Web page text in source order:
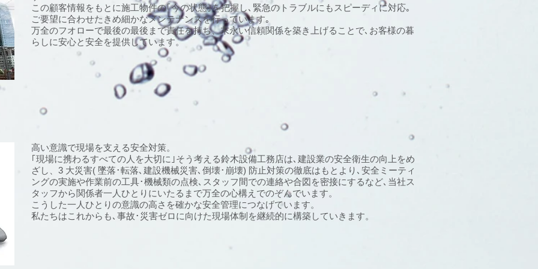
この顧客情報をもとに施工物件の｢今の状態｣を把握し､緊急のトラブルにもスピーディに対応｡
ご要望に合わせたきめ細かなメンテナンスを行っています｡
万全のフオローで最後の最後まで責任を持ち、末永い信頼関係を築き上げることで､お客様の暮
らしに安心と安全を提供しています。
高い意識で現場を支える安全対策。
｢現場に携わるすべての人を大切に｣そう考える鈴木設備工務店は､建設業の安全衛生の向上をめ
ざし、3 大災害( 墜落･転落､建設機械災害､倒壊･崩壊) 防止対策の徹底はもとより､安全ミーティ
ングの実施や作業前の工具･機械類の点検､スタッフ間での連絡や合図を密接にするなど､当社ス
タッフから関係者一人ひとりにいたるまで万全の心構えでのぞんでいます。
こうした一人ひとりの意識の高さを確かな安全管理につなげています。
私たちはこれからも､事故･災害ゼロに向けた現場体制を継続的に構築していきます。